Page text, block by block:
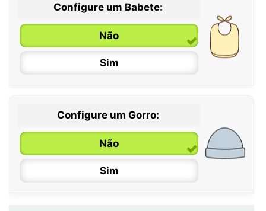
Configure um Babete:
Não
Sim
Configure um Gorro:
Não
Sim